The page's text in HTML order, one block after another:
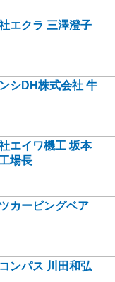
エクラ 三澤澄子
シDH株式会社 牛
エイワ機工 坂本
場長
カービングベア
ンパス 川田和弘